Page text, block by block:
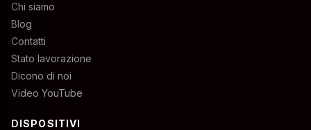
Chi siamo
Blog
Contatti
Stato lavorazione
Dicono di noi
Video YouTube
DISPOSITIVI